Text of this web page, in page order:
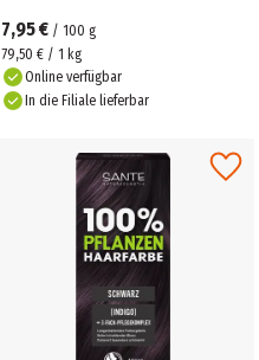
7,95 € / 100 g
79,50 € / 1 kg
Online verfügbar
In die Filiale lieferbar